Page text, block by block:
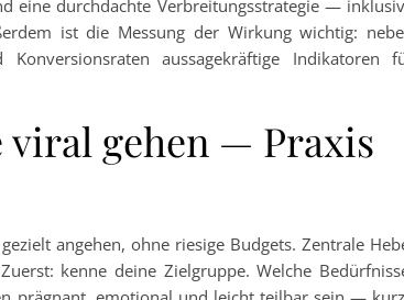
eine durchdachte Verbreitungsstrategie —
ist die Messung der Wirkung wichtig:
Konversionsraten aussagekräftige Indikatoren
gehen — Praxis
angehen, ohne riesige Budgets. Zentrale
kenne deine Zielgruppe. Welche